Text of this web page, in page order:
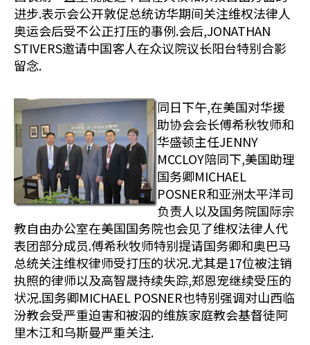
进步.表示会公开敦促总统访华期间关注维权法律人
奥运会后受不公正打压的事例.会后,JONATHAN
STIVERS邀请中国客人在众议院议长阳台特别合影
留念.
同日下午,在美国对华援
助协会会长傅希秋牧师和
华盛顿主任JENNY
MCCLOY陪同下,美国助理
国务卿MICHAEL
POSNER和亚洲太平洋司
负责人以及国务院国际宗
教自由办公室在美国国务院也会见了维权法律人代
表团部分成员.傅希秋牧师特别提请国务卿和奥巴马
总统关注维权律师受打压的状况.尤其是17位被注销
执照的律师以及高智晟持续失踪,郑恩宠继续受压的
状况.国务卿MICHAEL POSNER也特别强调对山西临
汾教会受严重迫害和被泅的维族家庭教会基督徒阿
里木江和乌斯曼严重关注.